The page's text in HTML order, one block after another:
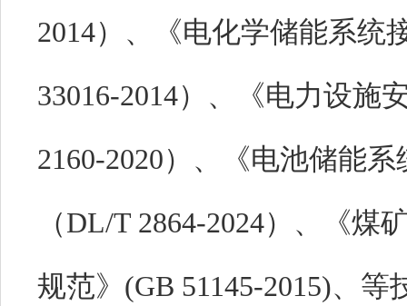
2014）、《电化学储能系统
33016-2014）、《电力设施
2160-2020）、《电池储能
（DL/T 2864-2024）、《
规范》(GB 51145-2015)、